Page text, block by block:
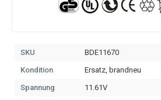
SKU
BDE11670
Kondition
Ersatz, brandneu
Spannung
11.61V